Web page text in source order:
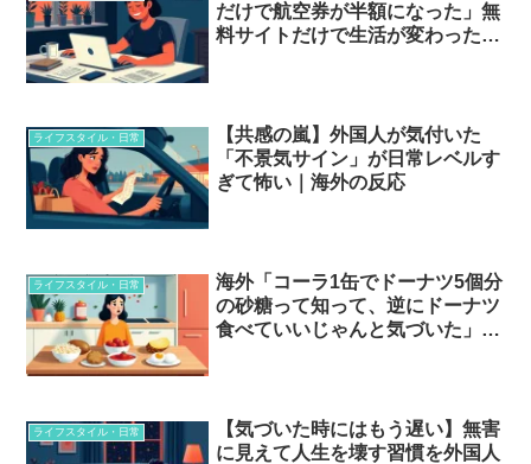
だけで航空券が半額になった」無
料サイトだけで生活が変わった
ライフスタイル・日常
【共感の嵐】外国人が気付いた
「不景気サイン」が日常レベルす
ぎて怖い｜海外の反応
ライフスタイル・日常
海外「コーラ1缶でドーナツ5個分
の砂糖って知って、逆にドーナツ
食べていいじゃんと気づいた」意
ライフスタイル・日常
【気づいた時にはもう遅い】無害
に見えて人生を壊す習慣を外国人